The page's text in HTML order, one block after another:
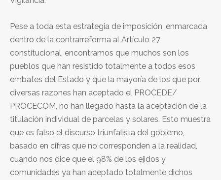
Pese a toda esta estrategia de imposición, enmarcada
dentro de la contrarreforma al Artículo 27
constitucional, encontramos que muchos son los
pueblos que han resistido totalmente a todos esos
embates del Estado y que la mayoría de los que por
diversas razones han aceptado el PROCEDE/
PROCECOM, no han llegado hasta la aceptación de la
titulación individual de parcelas y solares. Esto muestra
que es falso el discurso triunfalista del gobierno,
basado en cifras que no corresponden a la realidad,
cuando nos dice que el 98% de los ejidos y
comunidades ya han aceptado totalmente dichos